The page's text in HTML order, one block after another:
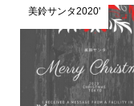
美鈴サンタ2020'